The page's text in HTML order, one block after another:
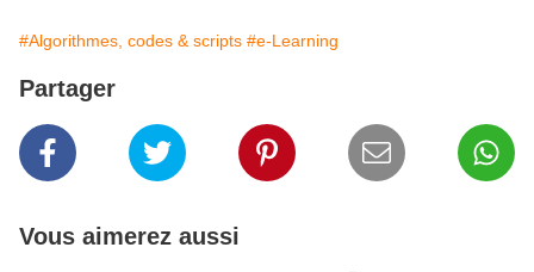
#Algorithmes, codes & scripts #e-Learning
Partager
Vous aimerez aussi